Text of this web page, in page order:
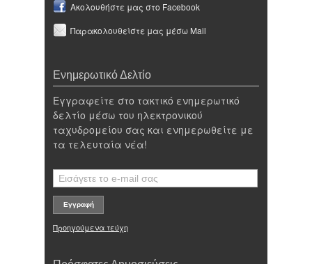
Ακολουθήστε μας στο Facebook
Παρακολουθείστε μας μέσω Mail
Ενημερωτικό Δελτίο
Εγγραφείτε στο τακτικό ενημερωτικό
δελτίο μέσω του ηλεκτρονικού
ταχυδρομείου σας και ενημερωθείτε με
τα τελευταία νέα!
Προηγούμενα τεύχη